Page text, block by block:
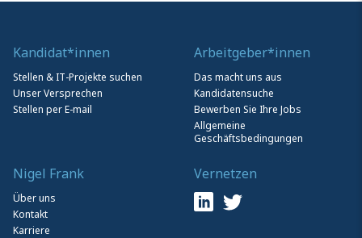
Kandidat*innen
Stellen & IT-Projekte suchen
Unser Versprechen
Stellen per E-mail
Arbeitgeber*innen
Das macht uns aus
Kandidatensuche
Bewerben Sie Ihre Jobs
Allgemeine
Geschäftsbedingungen
Nigel Frank
Über uns
Kontakt
Karriere
Vernetzen